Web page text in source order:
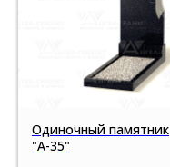
Одиночный памятник
"А-35"